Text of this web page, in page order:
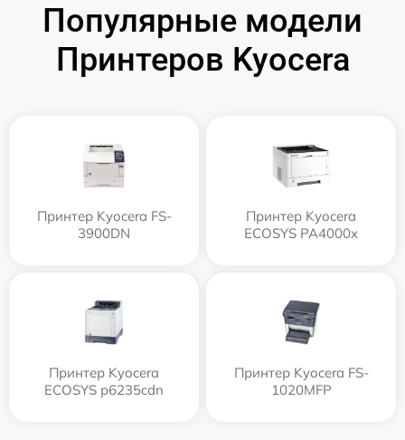
Популярные модели
Принтеров Kyocera
Принтер Kyocera FS-
3900DN
Принтер Kyocera
ECOSYS PA4000x
Принтер Kyocera
ECOSYS p6235cdn
Принтер Kyocera FS-
1020MFP